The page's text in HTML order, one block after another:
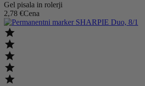
Gel pisala in rolerji
2,78 €Cena




